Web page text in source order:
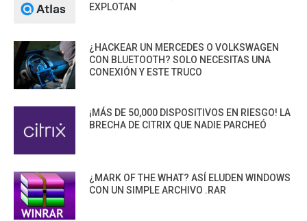
EXPLOTAN
¿HACKEAR UN MERCEDES O VOLKSWAGEN
CON BLUETOOTH? SOLO NECESITAS UNA
CONEXIÓN Y ESTE TRUCO
¡MÁS DE 50,000 DISPOSITIVOS EN RIESGO! LA
BRECHA DE CITRIX QUE NADIE PARCHEÓ
¿MARK OF THE WHAT? ASÍ ELUDEN WINDOWS
CON UN SIMPLE ARCHIVO .RAR